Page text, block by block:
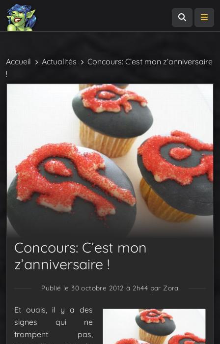
Accueil Actualités
Concours: C’est mon z’anniversaire
!
Concours: C’est mon
z’anniversaire !
Publié le 30 octobre 2012 à 2h44 par Zora
Et ouais, il y a des
signes qui ne
trompent pas,